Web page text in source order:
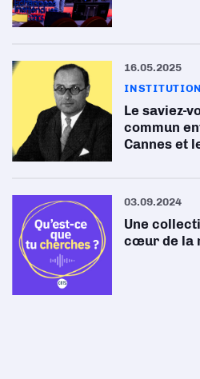
16.05.2025
Le saviez-
commun
Cannes et
03.09.2024
Une
cœur de la